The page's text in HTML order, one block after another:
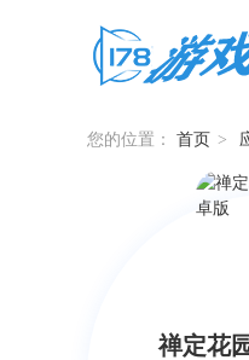
您的位置： 首页 >
禅定花